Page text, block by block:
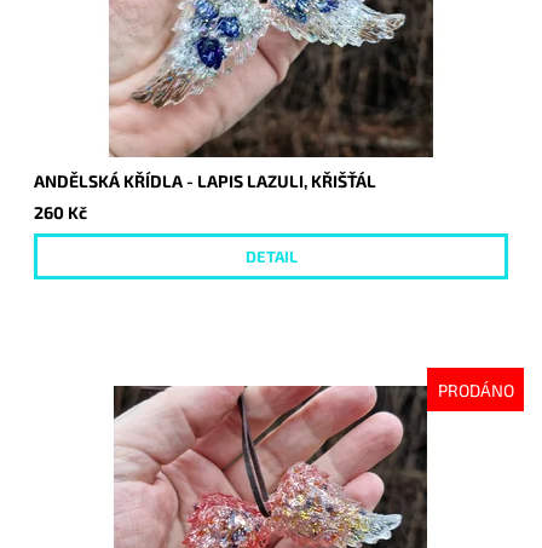
ANDĚLSKÁ KŘÍDLA - LAPIS LAZULI, KŘIŠŤÁL
260 Kč
DETAIL
PRODÁNO